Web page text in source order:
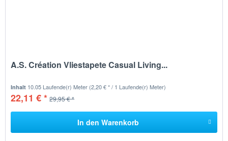
A.S. Création Vliestapete Casual Living...
Inhalt 10.05 Laufende(r) Meter (2,20 € * / 1 Laufende(r) Meter)
22,11 € * 29,95 € *
In den Warenkorb